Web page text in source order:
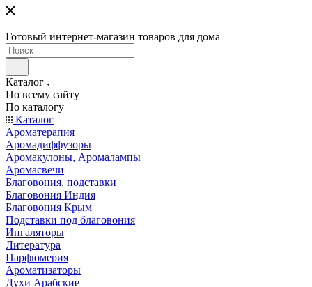
Готовый интернет-магазин товаров для дома
Каталог
По всему сайту
По каталогу
Каталог
Ароматерапия
Аромадиффузоры
Аромакулоны, Аромалампы
Аромасвечи
Благовония, подставки
Благовония Индия
Благовония Крым
Подставки под благовония
Ингаляторы
Литература
Парфюмерия
Ароматизаторы
Духи Арабские